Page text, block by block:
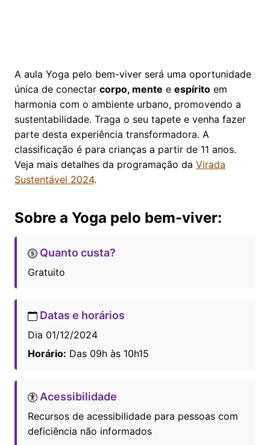
A aula Yoga pelo bem-viver será uma oportunidade
única de conectar corpo, mente e espírito em
harmonia com o ambiente urbano, promovendo a
sustentabilidade. Traga o seu tapete e venha fazer
parte desta experiência transformadora. A
classificação é para crianças a partir de 11 anos.
Veja mais detalhes da programação da Virada
Sustentável 2024.
Sobre a Yoga pelo bem-viver:
Quanto custa?
Gratuito
Datas e horários
Dia 01/12/2024
Horário: Das 09h às 10h15
Acessibilidade
Recursos de acessibilidade para pessoas com
deficiência não informados